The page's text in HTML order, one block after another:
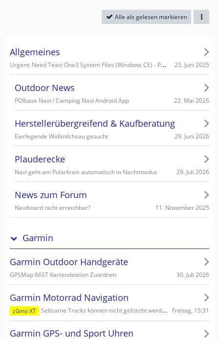
Alle als gelesen markieren
Allgemeines
Urgent: Need Teasi One3 System Files (Windows CE) - PC recognizes it as Mass Storage! 23. Juni 2025
Outdoor News
POIbase Navi / Camping Navi Android App 22. Mai 2026
Herstellerübergreifend & Kaufberatung
Eierlegende Wollmilchsau gesucht 29. Juni 2026
Plauderecke
Navi geht am Polarkreis automatisch in Nachtmodus 29. Juli 2026
News zum Forum
Naviboard nicht erreichbar? 11. November 2025
Garmin
Garmin Outdoor Handgeräte
GPSMap 66ST Kartendateien Zuordnen 30. Juli 2026
Garmin Motorrad Navigation
zûmo XT Seltsame Tracks können nicht gelöscht werden Freitag, 15:31
Garmin GPS- und Sport Uhren